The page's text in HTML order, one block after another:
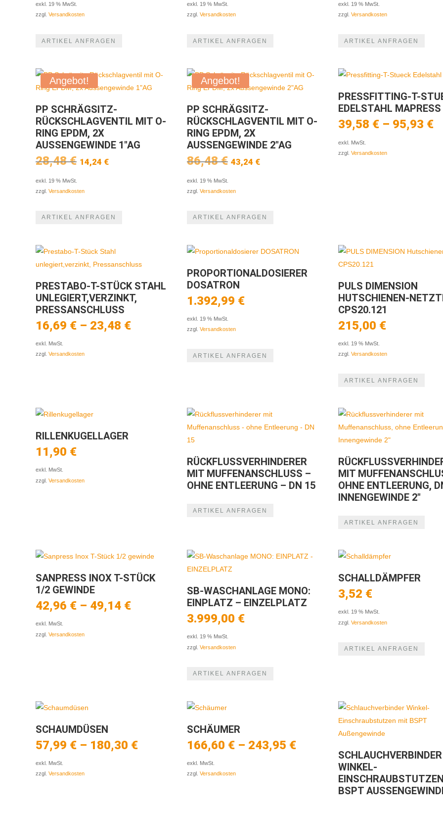
war:
5,26 €
exkl. 19 % MwSt.
zzgl. Versandkosten
ARTIKEL ANFRAGEN
60,50 €
exkl. 19 % MwSt.
zzgl. Versandkosten
ARTIKEL ANFRAGEN
57,00 €
exkl. 19 % MwSt.
zzgl. Versandkosten
ARTIKEL ANFRAGEN
Angebot!
PP SCHRÄGSITZ-
RÜCKSCHLAGVENTIL MIT O-
RING EPDM, 2X
AUSSENGEWINDE 1″AG
28,48€ Ursprünglicher
Preis
28,48 €
14,24 €Aktueller
exkl. 19 % MwSt.
zzgl. Versandkosten
ARTIKEL ANFRAGEN
Angebot!
PP SCHRÄGSITZ-
RÜCKSCHLAGVENTIL MIT O-
RING EPDM, 2X
AUSSENGEWINDE 2″AG
86,48€ Ursprünglicher
Preis
86,48 €
43,24 €Aktueller
exkl. 19 % MwSt.
zzgl. Versandkosten
ARTIKEL ANFRAGEN
PRESSFITTING-T-
EDELSTAHL MAPRESS
39,58 €– 95,93 €
exkl. MwSt.
zzgl. Versandkosten
PRESTABO-T-STÜCK STAHL
UNLEGIERT,VERZINKT,
PRESSANSCHLUSS
16,69 € – 23,48 €
exkl. MwSt.
zzgl. Versandkosten
PROPORTIONALDOSIERER
DOSATRON
1.392,99 €
exkl. 19 % MwSt.
zzgl. Versandkosten
ARTIKEL ANFRAGEN
PULS DIMENSION
HUTSCHIENEN-
CPS20.121
215,00 €
exkl. 19 % MwSt.
zzgl. Versandkosten
ARTIKEL ANFRAGEN
RILLENKUGELLAGER
11,90 €
exkl. MwSt.
zzgl. Versandkosten
RÜCKFLUSSVERHINDERER
MIT MUFFENANSCHLUSS –
OHNE ENTLEERUNG – DN 15
ARTIKEL ANFRAGEN
MIT
OHNE ENTLEERUNG,
INNENGEWINDE 2″
ARTIKEL ANFRAGEN
SANPRESS INOX T-STÜCK
1/2 GEWINDE
42,96 € – 49,14 €
exkl. MwSt.
zzgl. Versandkosten
SB-WASCHANLAGE MONO:
EINPLATZ – EINZELPLATZ
3.999,00 €
exkl. 19 % MwSt.
zzgl. Versandkosten
ARTIKEL ANFRAGEN
SCHALLDÄMPFER
3,52 €
exkl. 19 % MwSt.
zzgl. Versandkosten
ARTIKEL ANFRAGEN
SCHAUMDÜSEN
57,99 € – 180,30 €
exkl. MwSt.
zzgl. Versandkosten
SCHÄUMER
166,60 €– 243,95 €
exkl. MwSt.
zzgl. Versandkosten
SCHLAUCHVERBINDER
WINKEL-
BSPT AUSSENGEWINDE